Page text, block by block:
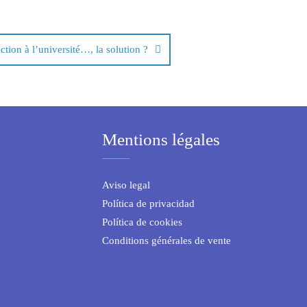
à l’université…, la solution ?
Mentions légales
Aviso legal
Política de privacidad
Política de cookies
Conditions générales de vente